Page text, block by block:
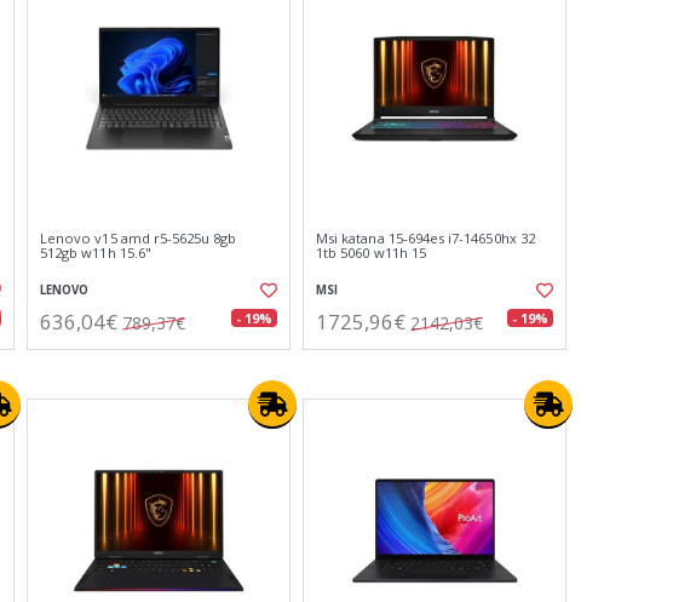
Lenovo v15 amd r5-5625u 8gb
512gb w11h 15.6"
LENOVO
636,04€ 789,37€ - 19%
Msi katana 15-694es i7-14650hx 32
1tb 5060 w11h 15
MSI
1725,96€ 2142,03€ - 19%